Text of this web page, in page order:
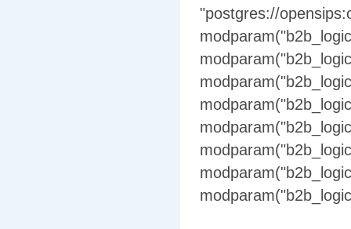
"postgres://